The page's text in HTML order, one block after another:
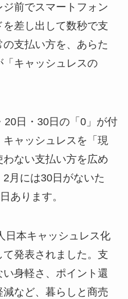
前でスマートフォン
差し出して数秒で支
支払い方を、あらた
キャッシュレスの
20日・30日の「0」が付
ャッシュレスを「現
ない支払い方を広め
月には30日がないた
あります。
日本キャッシュレス化
発表されました。支
身軽さ、ポイント還
など、暮らしと商売